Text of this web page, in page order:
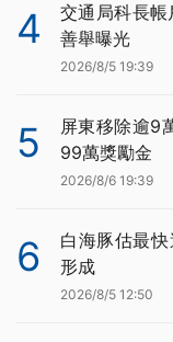
4
交通局科長
善舉曝光
2026/8/5 19:39
5
屏東移除逾9
99萬獎勵金
2026/8/6 19:39
6
白海豚估最
形成
2026/8/5 12:50